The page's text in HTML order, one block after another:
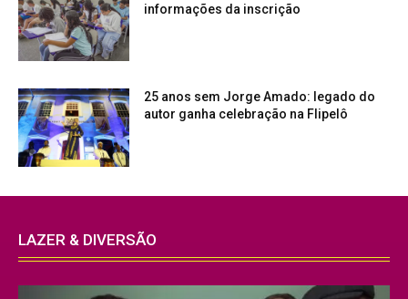
informações da inscrição
25 anos sem Jorge Amado: legado do
autor ganha celebração na Flipelô
LAZER & DIVERSÃO